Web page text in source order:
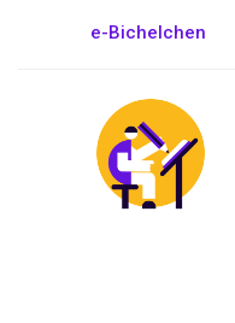
e-Bichelchen